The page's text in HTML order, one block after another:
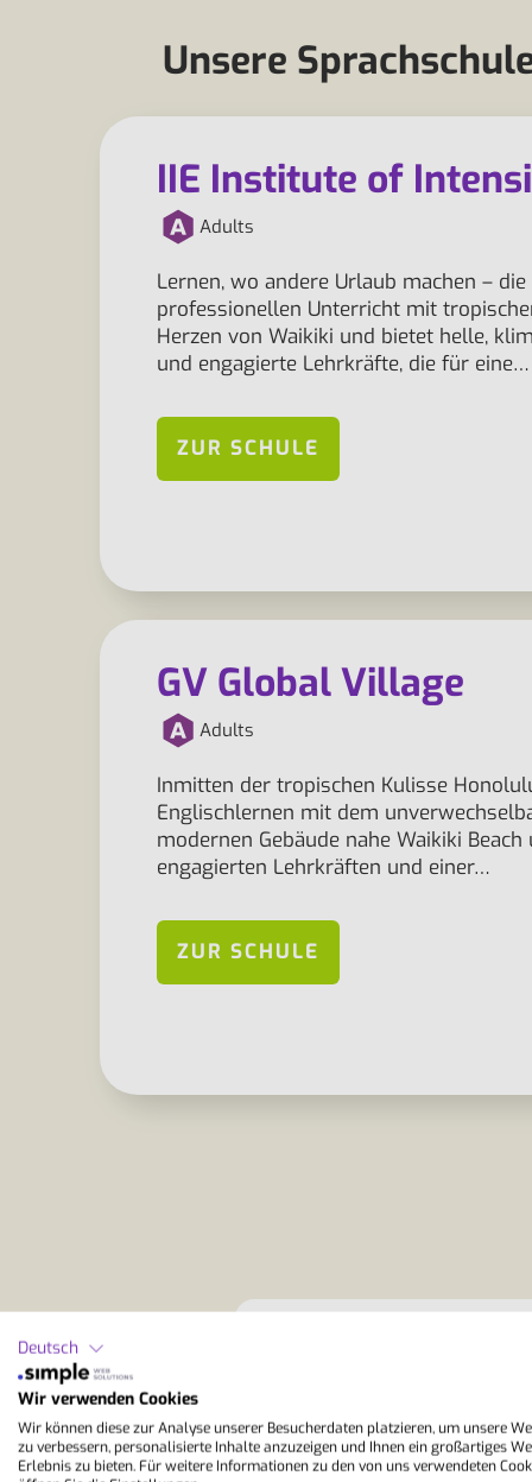
Unsere
IIE Institute of
Adults
Lernen, wo andere Urlaub machen –
professionellen Unterricht mit
Herzen von Waikiki und bietet helle,
und engagierte Lehrkräfte, die für eine…
ZUR SCHULE
GV Global Village
Adults
Inmitten der tropischen Kulisse
Englischlernen mit dem
modernen Gebäude nahe Waikiki
engagierten Lehrkräften und einer…
ZUR SCHULE
Was kostet eine Honolulu
Brauche ich für eine
Deutsch
Wir verwenden Cookies
Wir können diese zur Analyse unserer Besucherdaten platzieren, um unsere
zu verbessern, personalisierte Inhalte anzuzeigen und Ihnen ein großartiges
Erlebnis zu bieten. Für weitere Informationen zu den von uns verwendeten